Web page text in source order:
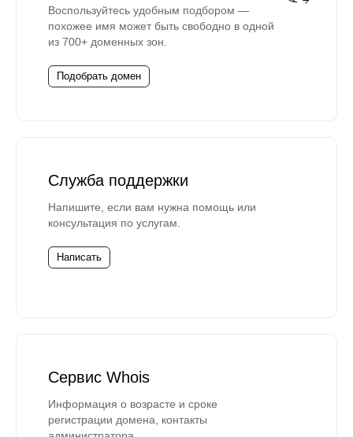
Воспользуйтесь удобным подбором —
похожее имя может быть свободно в одной
из 700+ доменных зон.
Подобрать домен
Служба поддержки
Напишите, если вам нужна помощь или
консультация по услугам.
Написать
Сервис Whois
Информация о возрасте и сроке
регистрации домена, контакты